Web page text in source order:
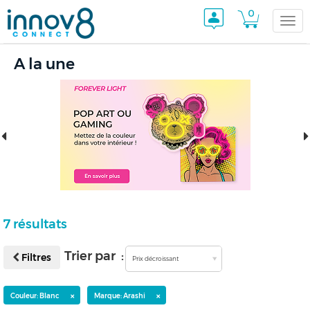
0
A la une
7 résultats
Filtres Trier par : Prix décroissant
Couleur: Blanc × Marque: Arashi ×